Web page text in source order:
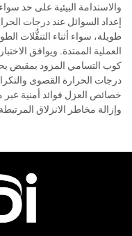
والاستدامة البيئية على حد
إعداد السوائل عند درجات
طويلة، سواء أثناء التنقُّلات
العملية الممتدة. ويوافق
كوب التسامي المزود بمقبض
درجات الحرارة القصوى
خصائص العزل فوائد أمنية عبر
وإزالة مخاطر الانزلاق